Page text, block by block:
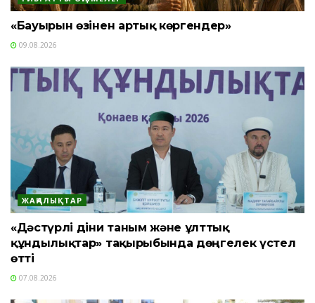
«Бауырын өзінен артық көргендер»
09.08.2026
ЖАҢАЛЫҚТАР
«Дәстүрлі діни таным және ұлттық
құндылықтар» тақырыбында дөңгелек үстел
өтті
07.08.2026